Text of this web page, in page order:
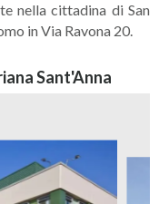
nella cittadina di San
in Via Ravona 20.
Sant'Anna